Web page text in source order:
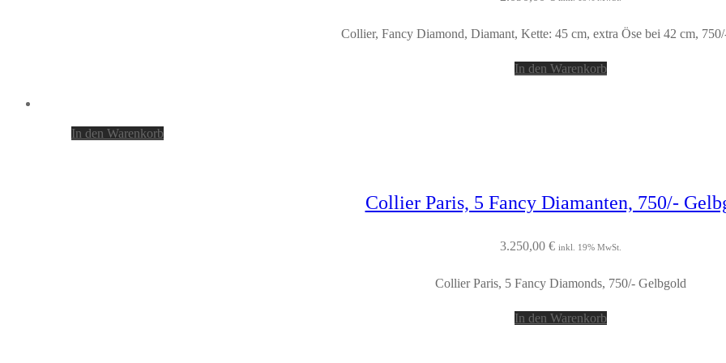
Collier, Fancy Diamond, Diamant, Kette: 45 cm, extra Öse bei 42 cm,
In den Warenkorb
In den Warenkorb
Collier Paris, 5 Fancy Diamanten, 750/-
3.250,00 € inkl. 19% MwSt.
Collier Paris, 5 Fancy Diamonds, 750/- Gelbgold
In den Warenkorb